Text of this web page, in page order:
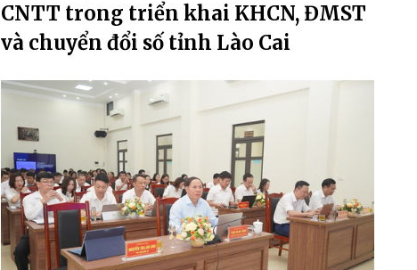
CNTT trong triển khai KHCN, ĐMST
và chuyển đổi số tỉnh Lào Cai